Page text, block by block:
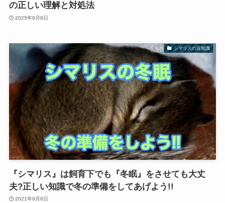
の正しい理解と対処法
2025年9月9日
シマリスの豆知識
『シマリス』は飼育下でも『冬眠』をさせても大丈
夫?正しい知識で冬の準備をしてあげよう!!
2021年9月6日